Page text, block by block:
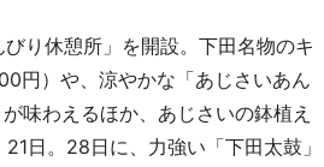
り休憩所」を開設。下田名物のキ
円）や、涼やかな「あじさいあん
味わえるほか、あじさいの鉢植え
日。28日に、力強い「下田太鼓」